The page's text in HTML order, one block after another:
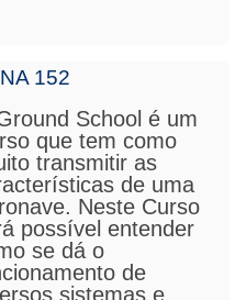
152
School é um
que tem como
transmitir as
de uma
. Neste Curso
possível entender
se dá o
de
sistemas e